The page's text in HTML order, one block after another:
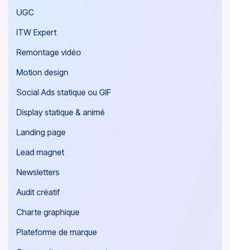
UGC
ITW Expert
Remontage vidéo
Motion design
Social Ads statique ou GIF
Display statique & animé
Landing page
Lead magnet
Newsletters
Audit créatif
Charte graphique
Plateforme de marque